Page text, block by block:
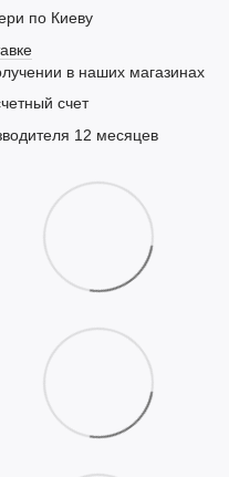
по Киеву
в наших магазинах
счет
12 месяцев